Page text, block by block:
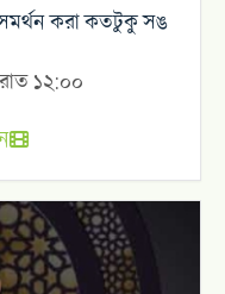
করা কতটুকু সঙ
১২:০০